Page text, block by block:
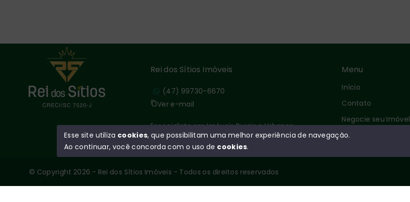
Rei dos Sítios Imóveis
(47) 99730-6670
Ver e-mail
Especialista em Imóveis Rurais e Urbanos
Menu
Início
Contato
Negocie seu Imóvel
Sobre
© Copyright 2026 - Rei dos Sítios Imóveis - Todos os direitos reservados
Esse site utiliza cookies, que possibilitam uma melhor experiência de navegação.
Ao continuar, você concorda com o uso de cookies.